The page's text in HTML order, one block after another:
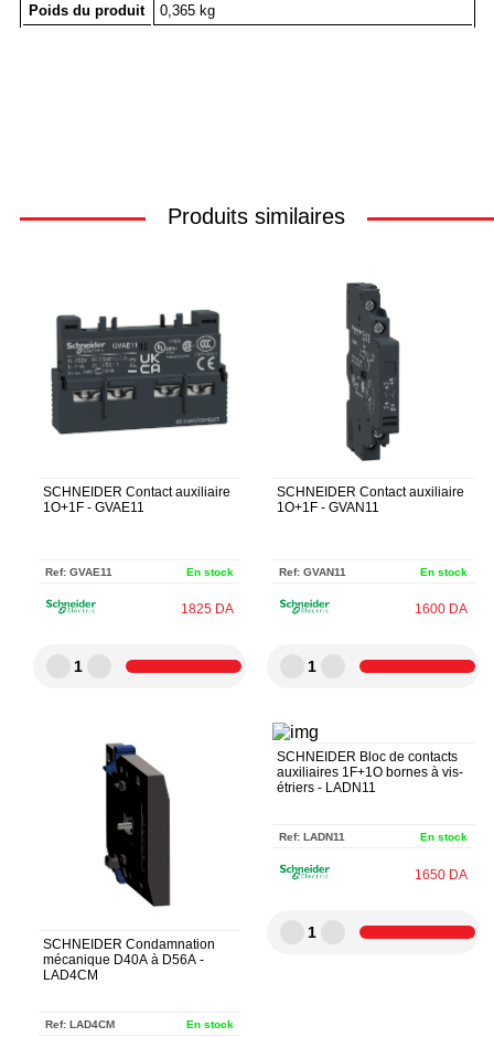
Poids du produit
0,365 kg
Produits similaires
SCHNEIDER Contact auxiliaire
1O+1F - GVAE11
Ref: GVAE11 En stock
1825 DA
1
SCHNEIDER Contact auxiliaire
1O+1F - GVAN11
Ref: GVAN11 En stock
1600 DA
1
SCHNEIDER Condamnation
mécanique D40A à D56A -
LAD4CM
Ref: LAD4CM En stock
SCHNEIDER Bloc de contacts
auxiliaires 1F+1O bornes à vis-
étriers - LADN11
Ref: LADN11 En stock
1650 DA
1